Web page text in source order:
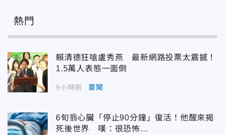
熱門
賴清德狂嗆盧秀燕 最新網路投票太震撼！
1.5萬人表態一面倒
9小時前 要聞
6旬翁心臟「停止90分鐘」復活！他醒來揭
死後世界 嘆：很恐怖…